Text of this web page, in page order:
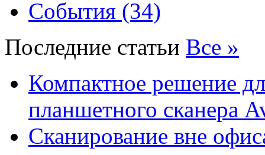
События (34)
Последние статьи Все »
Компактное решение
планшетного сканера
Сканирование вне